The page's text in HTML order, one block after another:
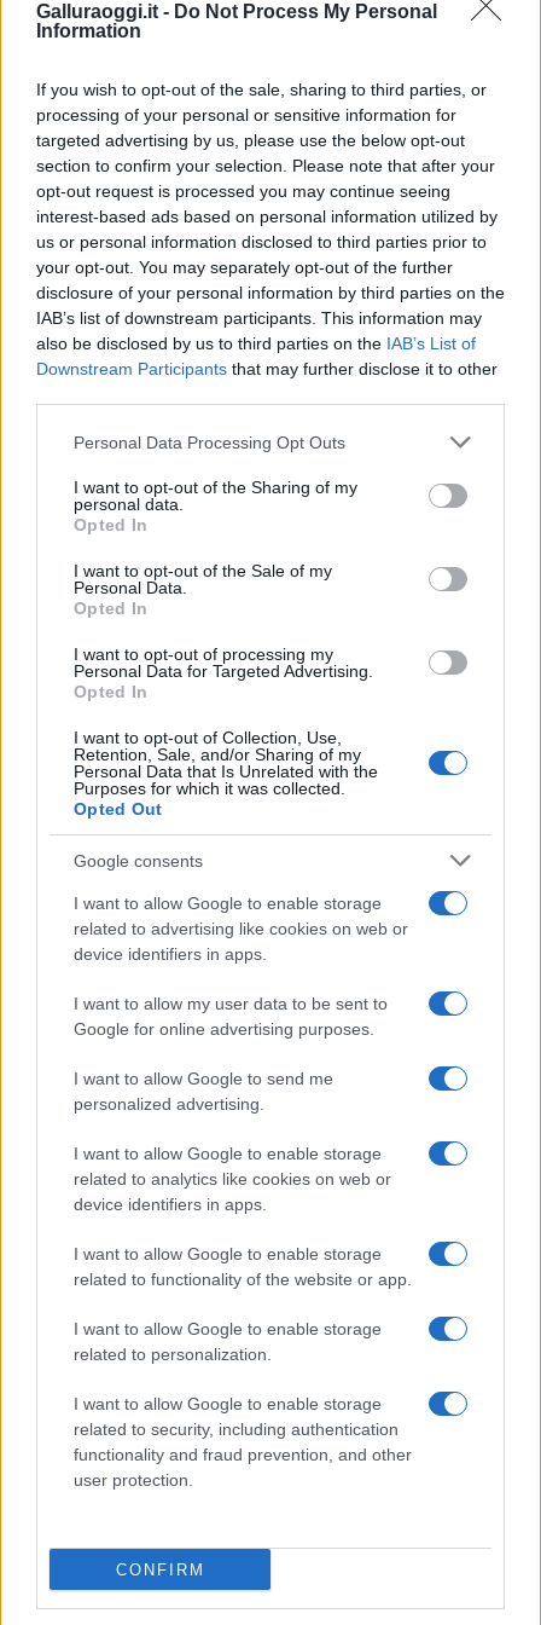
Galluraoggi.it - Do Not Process My Personal
Information
If you wish to opt-out of the sale, sharing to third parties, or
processing of your personal or sensitive information for
targeted advertising by us, please use the below opt-out
section to confirm your selection. Please note that after your
opt-out request is processed you may continue seeing
interest-based ads based on personal information utilized by
us or personal information disclosed to third parties prior to
your opt-out. You may separately opt-out of the further
disclosure of your personal information by third parties on the
IAB’s list of downstream participants. This information may
also be disclosed by us to third parties on the IAB’s List of
Downstream Participants that may further disclose it to other
Please note that this website/app uses one or more Google
not limited to your visit or usage behaviour. You may click to
grant or deny consent to Google and its third-party tags to
use your data for below specified purposes in below Google
consent section.
Personal Data Processing Opt Outs
I want to opt-out of the Sharing of my
personal data.
Opted In
I want to opt-out of the Sale of my
Personal Data.
Opted In
I want to opt-out of processing my
Personal Data for Targeted Advertising.
Opted In
I want to opt-out of Collection, Use,
Retention, Sale, and/or Sharing of my
Personal Data that Is Unrelated with the
Purposes for which it was collected.
Opted Out
Google consents
I want to allow Google to enable storage
related to advertising like cookies on web or
device identifiers in apps.
I want to allow my user data to be sent to
Google for online advertising purposes.
I want to allow Google to send me
personalized advertising.
I want to allow Google to enable storage
related to analytics like cookies on web or
device identifiers in apps.
I want to allow Google to enable storage
related to functionality of the website or app.
I want to allow Google to enable storage
related to personalization.
I want to allow Google to enable storage
related to security, including authentication
functionality and fraud prevention, and other
user protection.
CONFIRM
Migliori cliniche di estetica medicale avanzata
in Europa: classifica dei 5 centri di riferimento
pe…
Incendi, a San Pasquale arriva il Campo Base:
l’inaugurazione
Andrea Mura conquista Palau: grande
partecipazione per il suo racconto
Calangianus, allarme sul centro accoglienza
minori, Albieri: “Episodi gravissimi”
50mila nel resort
Meteo Olbia 7 agosto, sole e caldo tornano
protagonisti
fine agosto
Paolo Pinna
Martina Agostina Diturco
I nostri cari
I nostri cari
I nostri cari